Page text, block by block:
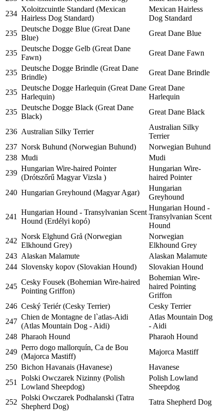
234
Xoloitzcuintle Standard (Mexican
Hairless Dog Standard)
Mexican Hairless
Dog Standard
235
Deutsche Dogge Blue (Great Dane
Blue)
Great Dane Blue
235
Deutsche Dogge Gelb (Great Dane
Fawn)
Great Dane Fawn
235
Deutsche Dogge Brindle (Great Dane
Brindle)
Great Dane Brindle
235
Deutsche Dogge Harlequin (Great Dane
Harlequin)
Great Dane
Harlequin
235
Deutsche Dogge Black (Great Dane
Black)
Great Dane Black
236 Australian Silky Terrier
Australian Silky
Terrier
237 Norsk Buhund (Norwegian Buhund)
Norwegian Buhund
238 Mudi
Mudi
239
Hungarian Wire-haired Pointer
(Drótszőrű Magyar Vizsla )
Hungarian Wire-
haired Pointer
240 Hungarian Greyhound (Magyar Agar)
Hungarian
Greyhound
241
Hungarian Hound - Transylvanian Scent
Hound (Erdélyi kopó)
Hungarian Hound -
Transylvanian Scent
Hound
242
Norsk Elghund Grå (Norwegian
Elkhound Grey)
Norwegian
Elkhound Grey
243 Alaskan Malamute
Alaskan Malamute
244 Slovensky kopov (Slovakian Hound) Slovakian Hound
245
Cesky Fousek (Bohemian Wire-haired
Pointing Griffon)
Bohemian Wire-
haired Pointing
Griffon
246 Ceský Teriér (Cesky Terrier)
Cesky Terrier
247
Chien de Montagne de l`atlas-Aidi
(Atlas Mountain Dog - Aidi)
Atlas Mountain Dog
- Aidi
248 Pharaoh Hound
Pharaoh Hound
249
Perro dogo mallorquín, Ca de Bou
(Majorca Mastiff)
Majorca Mastiff
250 Bichon Havanais (Havanese)
Havanese
251
Polski Owczarek Nizinny (Polish
Lowland Sheepdog)
Polish Lowland
Sheepdog
252
Polski Owczarek Podhalanski (Tatra
Shepherd Dog)
Tatra Shepherd Dog